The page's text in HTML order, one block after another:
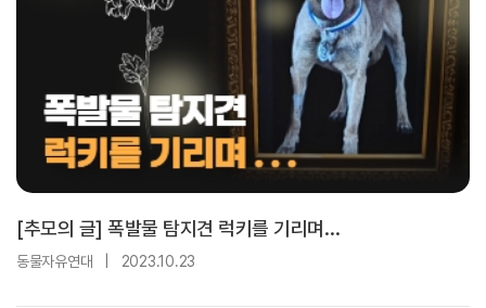
[추모의 글] 폭발물 탐지견 럭키를 기리며...
동물자유연대 2023.10.23